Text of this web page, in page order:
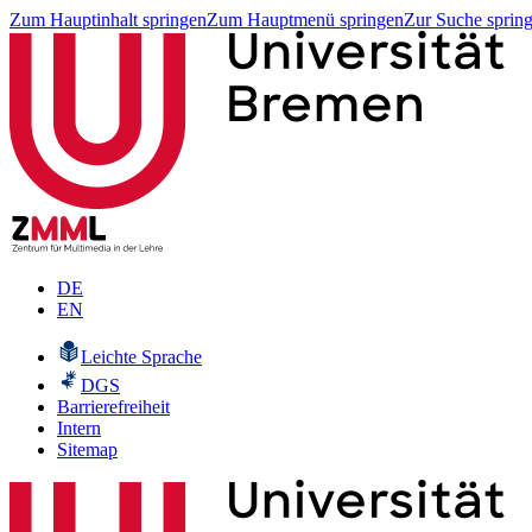
Zum Hauptinhalt springenZum Hauptmenü springenZur Suche
DE
EN
Leichte Sprache
DGS
Barrierefreiheit
Intern
Sitemap